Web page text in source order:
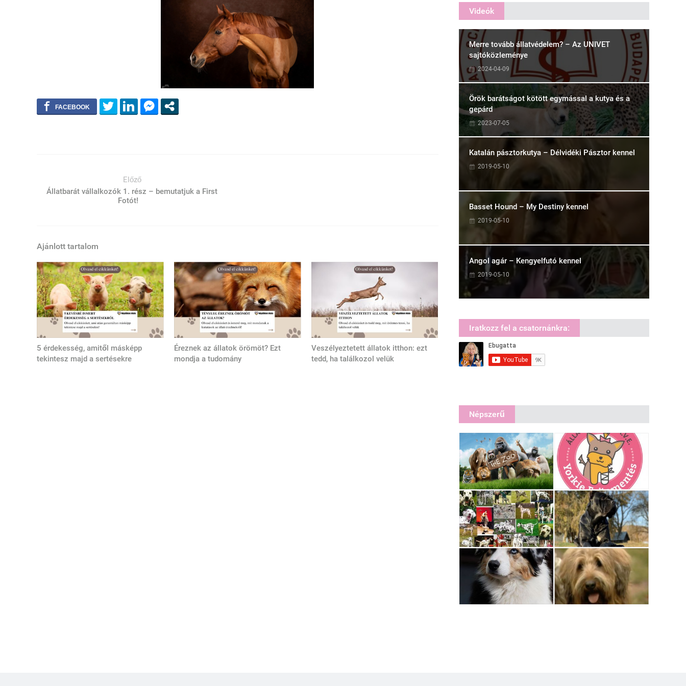
Előző
Állatbarát vállalkozók 1. rész – bemutatjuk a First
Fotót!
Ajánlott tartalom
5 érdekesség, amitől másképp
tekintesz majd a sertésekre
Éreznek az állatok örömöt? Ezt
mondja a tudomány
Veszélyeztetett állatok itthon: ezt
tedd, ha találkozol velük
Videók
Merre tovább állatvédelem? – Az UNIVET
sajtóközleménye
2024-04-09
Örök barátságot kötött egymással a kutya és a
gepárd
2023-07-05
Katalán pásztorkutya – Délvidéki Pásztor kennel
2019-05-10
Basset Hound – My Destiny kennel
2019-05-10
Angol agár – Kengyelfutó kennel
2019-05-10
Iratkozz fel a csatornánkra:
Népszerű